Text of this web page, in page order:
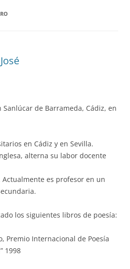
Sanlúcar de Barrameda, Cádiz, en
en Cádiz y en Sevilla.
alterna su labor docente
es profesor en un
los siguientes libros de poesía:
Premio Internacional de Poesía
1998